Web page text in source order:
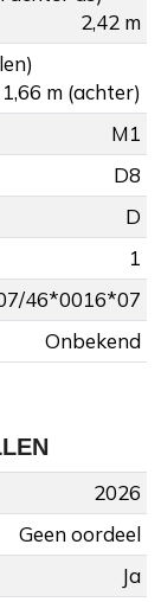
2,42 m
m (achter)
M1
D8
D
1
46*0016*07
Onbekend
2026
Geen oordeel
Ja